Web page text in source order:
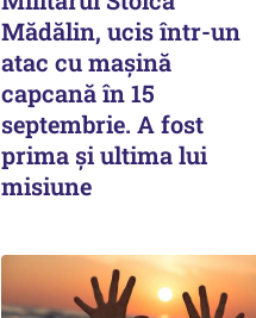
Mădălin, ucis într-un
atac cu mașină
capcană în 15
septembrie. A fost
prima și ultima lui
misiune